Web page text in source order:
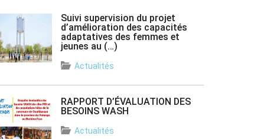
Suivi supervision du projet
d’amélioration des capacités
adaptatives des femmes et
jeunes au (…)
Actualités
RAPPORT D’ÉVALUATION DES
BESOINS WASH
Actualités